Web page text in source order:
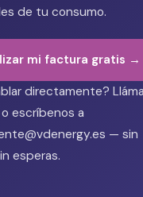
de tu consumo.
mi factura gratis →
directamente?
escríbenos a
— sin
esperas.